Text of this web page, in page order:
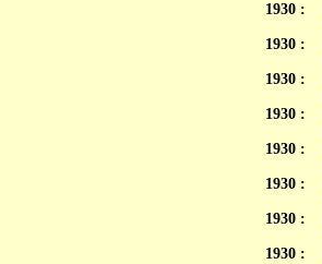
1930 :
1930 :
1930 :
1930 :
1930 :
1930 :
1930 :
1930 :